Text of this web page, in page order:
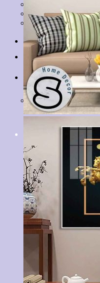
Tranh Tĩnh Vật
Tranh Thuỷ Mặc
Tin tức
Liên hệ
Giỏ hàng
Chưa có sản phẩm